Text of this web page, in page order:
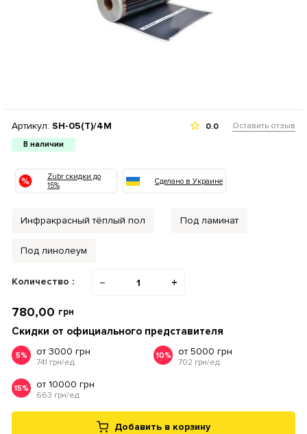
Артикул: SH-05(Т)/4M
В наличии
0.0 Оставить отзыв
Zubr скидки до
15%
Сделано в Украине
Инфракрасный тёплый пол Под ламинат
Под линолеум
Количество : − +
780,00 грн
Скидки от официального представителя
5% от 3000 грн
741 грн/ед.
10% от 5000 грн
702 грн/ед.
15% от 10000 грн
663 грн/ед.
Добавить в корзину